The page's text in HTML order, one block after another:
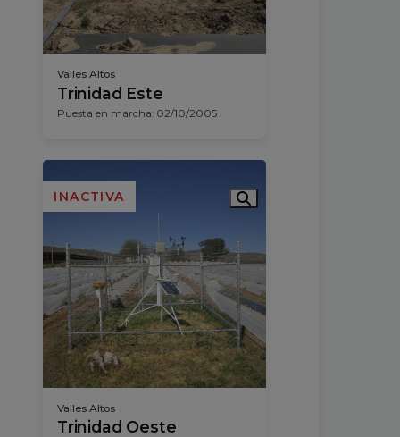
Valles Altos
Trinidad Este
Puesta en marcha: 02/10/2005
INACTIVA
Valles Altos
Trinidad Oeste